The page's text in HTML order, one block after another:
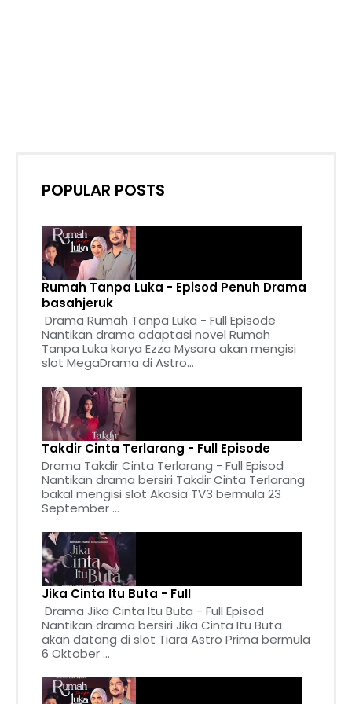
POPULAR POSTS
Rumah Tanpa Luka - Episod Penuh Drama
basahjeruk
Drama Rumah Tanpa Luka - Full Episode
Nantikan drama adaptasi novel Rumah
Tanpa Luka karya Ezza Mysara akan mengisi
slot MegaDrama di Astro...
Takdir Cinta Terlarang - Full Episode
Drama Takdir Cinta Terlarang - Full Episod
Nantikan drama bersiri Takdir Cinta Terlarang
bakal mengisi slot Akasia TV3 bermula 23
September ...
Jika Cinta Itu Buta - Full
Drama Jika Cinta Itu Buta - Full Episod
Nantikan drama bersiri Jika Cinta Itu Buta
akan datang di slot Tiara Astro Prima bermula
6 Oktober ...